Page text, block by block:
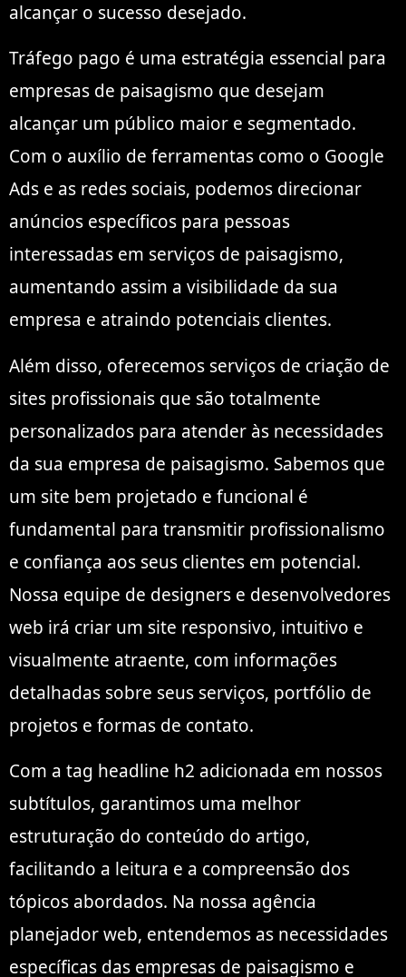
alcançar o sucesso desejado.
Tráfego pago é uma estratégia essencial para
empresas de paisagismo que desejam
alcançar um público maior e segmentado.
Com o auxílio de ferramentas como o Google
Ads e as redes sociais, podemos direcionar
anúncios específicos para pessoas
interessadas em serviços de paisagismo,
aumentando assim a visibilidade da sua
empresa e atraindo potenciais clientes.
Além disso, oferecemos serviços de criação de
sites profissionais que são totalmente
personalizados para atender às necessidades
da sua empresa de paisagismo. Sabemos que
um site bem projetado e funcional é
fundamental para transmitir profissionalismo
e confiança aos seus clientes em potencial.
Nossa equipe de designers e desenvolvedores
web irá criar um site responsivo, intuitivo e
visualmente atraente, com informações
detalhadas sobre seus serviços, portfólio de
projetos e formas de contato.
Com a tag headline h2 adicionada em nossos
subtítulos, garantimos uma melhor
estruturação do conteúdo do artigo,
facilitando a leitura e a compreensão dos
tópicos abordados. Na nossa agência
planejador web, entendemos as necessidades
específicas das empresas de paisagismo e